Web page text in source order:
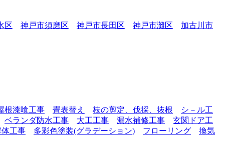
区 神戸市須磨区 神戸市長田区 神戸市灘区
加古川市
根漆喰工事 畳表替え 枝の剪定、伐採、抜根
シ－ル工
ベランダ防水工事 大工工事 漏水補修工事
玄関ドア工
体工事 多彩色塗装(グラデーション) フローリング
換気